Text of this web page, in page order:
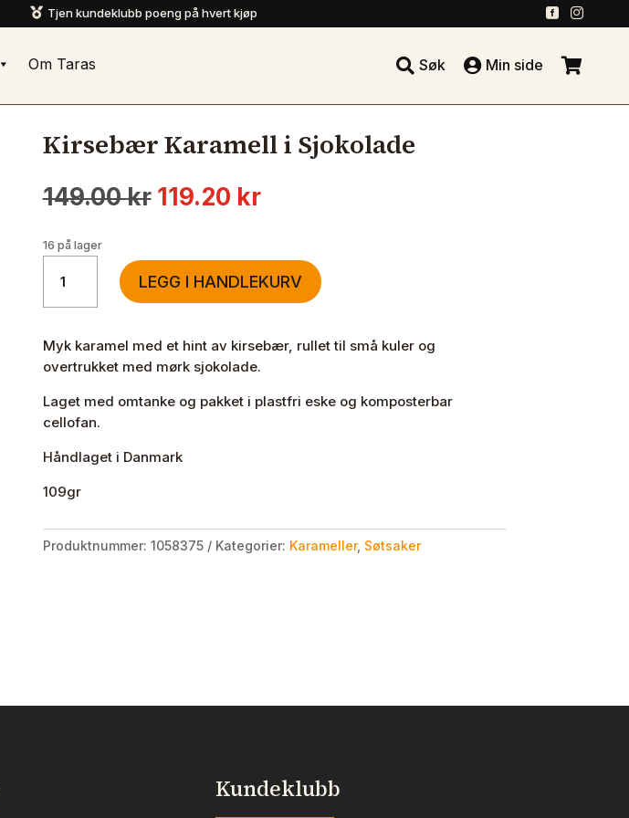
 Tjen kundeklubb poeng på hvert kjøp  
Om Taras  Søk  Min side 
Kirsebær Karamell i Sjokolade
149.00kr Opprinnelig
149.00 kr.
119.20 krNåværende
119.20 kr.
16 på lager
Karamell
i
antall
LEGG I HANDLEKURV
Myk karamel med et hint av kirsebær, rullet til små kuler og
overtrukket med mørk sjokolade.
Laget med omtanke og pakket i plastfri eske og komposterbar
cellofan.
Håndlaget i Danmark
109gr
Produktnummer: 1058375 Kategorier: Karameller, Søtsaker
Kundeklubb